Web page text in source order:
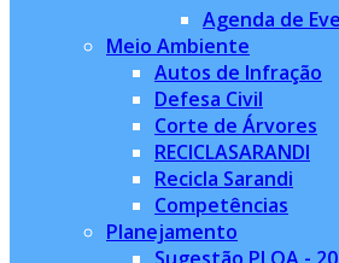
Agenda de
Meio Ambiente
Autos de Infração
Defesa Civil
Corte de Árvores
RECICLASARANDI
Recicla Sarandi
Competências
Planejamento